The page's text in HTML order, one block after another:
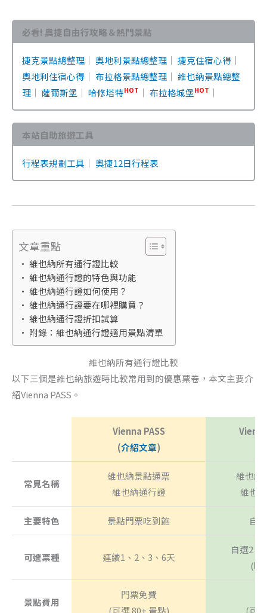
必看! 奧捷自由行攻略＆熱門景點
捷克景點總整理 ｜ 奧地利景點總整理 ｜ 捷克住宿心得 ｜
奧地利住宿心得 ｜ 布拉格景點總整理 ｜ 維也納景點總整
理 ｜ 薩爾斯堡 ｜ 哈修塔特HOT ｜ 布拉格城堡HOT ｜
本站自助旅遊工具
行程表規劃工具 ｜ 奧捷12日行程表
文章重點
維也納所有通行證比較
維也納通行證的特色與功能
維也納通行證如何使用？
維也納通行證要在哪裡購買？
維也納通行證折扣試算
附錄：維也納通行證適用景點清單
維也納所有通行證比較
以下三個是維也納旅遊時比較常用到的優惠票卷，本文主要介
紹Vienna PASS。
Vienna PASS
(介紹文章)
常見名稱
維也納景點通票
維也納通行證
維也納
維也
主要特色 景點門票吃到飽 自
可選票種 連續1、2、3、6天
自選2、
(時
景點費用
門票免費
(可選 80+ 景點)
(可